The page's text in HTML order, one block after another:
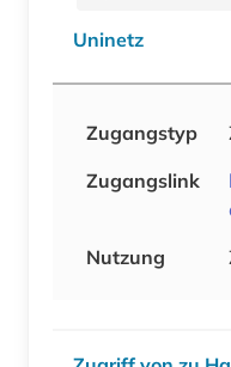
Uninetz
Zugangstyp
Zugangslink
Nutzung